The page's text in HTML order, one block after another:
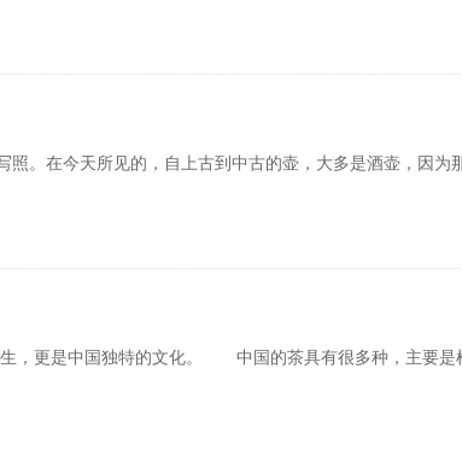
。在今天所见的，自上古到中古的壶，大多是酒壶，因为
，更是中国独特的文化。 中国的茶具有很多种，主要是